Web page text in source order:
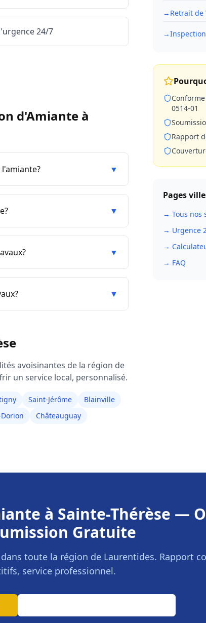
24/7
d'Amiante à
▼
▼
▼
▼
avoisinantes de la région de
un service local, personnalisé.
Saint-Jérôme
Blainville
Châteauguay
→ Retrait
→
Conforme
0514-01
Rapport
Pages
→ Tous nos
→ Urgence
→
→ FAQ
à Sainte-Thérèse —
Gratuite
toute la région de Laurentides. Rapport
service professionnel.